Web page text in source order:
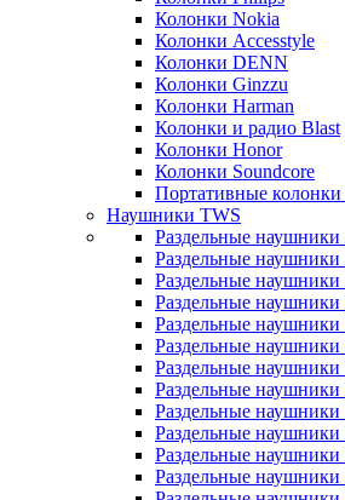
Колонки Nokia
Колонки Accesstyle
Колонки DENN
Колонки Ginzzu
Колонки Harman
Колонки и радио Blast
Колонки Honor
Колонки Soundcore
Портативные
Наушники TWS
Раздельные
Раздельные наушники
Раздельные наушники
Раздельные наушники
Раздельные наушники
Раздельные наушники
Раздельные наушники
Раздельные наушники
Раздельные наушники
Раздельные
Раздельные наушники
Раздельные наушники